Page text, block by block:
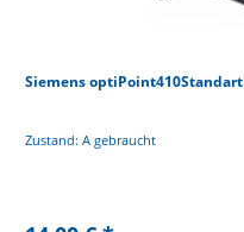
Siemens optiPoint410Standart
Zustand: A gebraucht